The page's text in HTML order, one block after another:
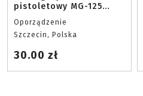
pistoletowy MG-125
Oliwkowy
Oporządzenie
Szczecin, Polska
30.00 zł